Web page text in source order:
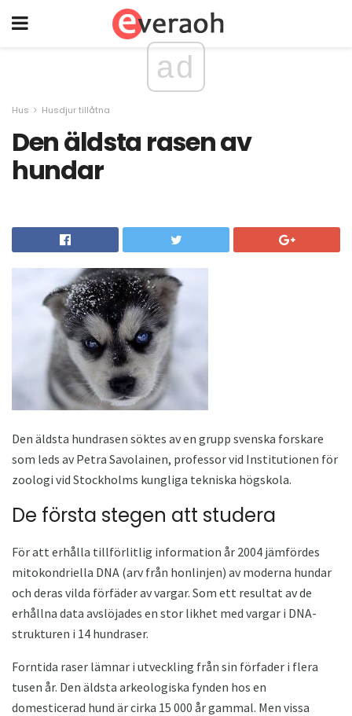
ad
Hus Husdjur tillåtna
Den äldsta rasen av
hundar
Den äldsta hundrasen söktes av en grupp svenska forskare
som leds av Petra Savolainen, professor vid Institutionen för
zoologi vid Stockholms kungliga tekniska högskola.
De första stegen att studera
För att erhålla tillförlitlig information år 2004 jämfördes
mitokondriella DNA (arv från honlinjen) av moderna hundar
och deras vilda förfäder av vargar. Som ett resultat av de
erhållna data avslöjades en stor likhet med vargar i DNA-
strukturen i 14 hundraser.
Forntida raser lämnar i utveckling från sin förfader i flera
tusen år. Den äldsta arkeologiska fynden hos en
domesticerad hund är cirka 15 000 år gammal. Men vissa